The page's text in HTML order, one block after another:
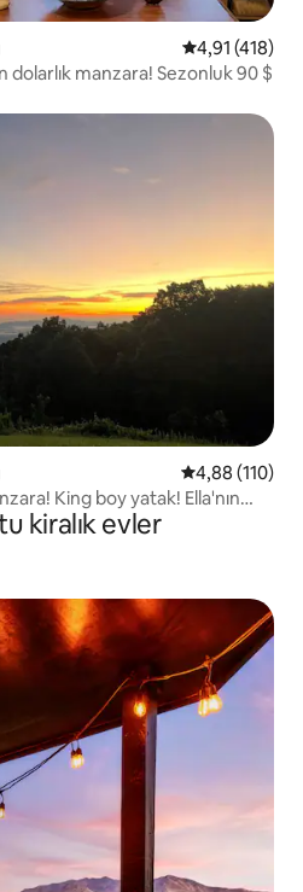
5 üzerinden
4,91 (418)
dolarlık manzara! Sezonluk 90 $
5 üzerinden
4,88 (110)
King boy yatak! Ella'nın
kiralık evler
beğenilenler arasında